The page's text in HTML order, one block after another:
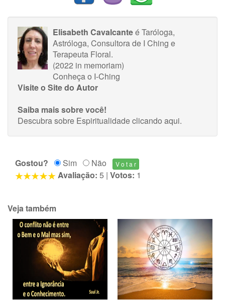
Elisabeth Cavalcanteé Taróloga,
Astróloga, Consultora de I Ching e
Terapeuta Floral.
(2022 in memoriam)
Conheça o I-Ching
Visite o Site do Autor
Saiba mais sobre você!
Descubra sobre Espiritualidadeclicando aqui.
Gostou? Sim
Não
Avaliação: 5 | Votos: 1
Veja também